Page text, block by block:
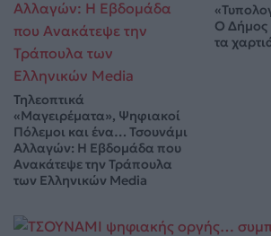
Τηλεοπτικά
«Μαγειρέματα», Ψηφιακοί
Πόλεμοι και ένα… Τσουνάμι
Αλλαγών: Η Εβδομάδα που
Ανακάτεψε την Τράπουλα
των Ελληνικών Media
Ο Δήμος
τα